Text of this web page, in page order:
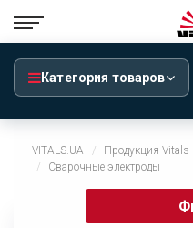
Категория товаров
VITALS.UA Продукция Vitals
Сварочные электроды